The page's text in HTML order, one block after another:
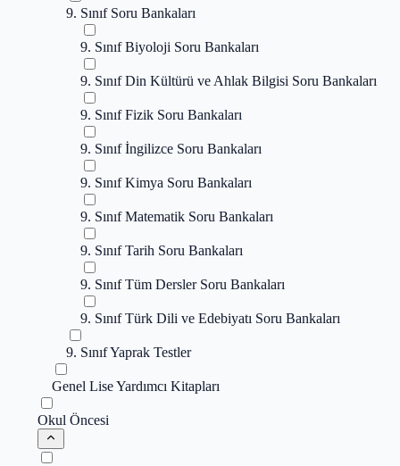
9. Sınıf Soru Bankaları
9. Sınıf Biyoloji Soru Bankaları
9. Sınıf Din Kültürü ve Ahlak Bilgisi Soru Bankaları
9. Sınıf Fizik Soru Bankaları
9. Sınıf İngilizce Soru Bankaları
9. Sınıf Kimya Soru Bankaları
9. Sınıf Matematik Soru Bankaları
9. Sınıf Tarih Soru Bankaları
9. Sınıf Tüm Dersler Soru Bankaları
9. Sınıf Türk Dili ve Edebiyatı Soru Bankaları
9. Sınıf Yaprak Testler
Genel Lise Yardımcı Kitapları
Okul Öncesi